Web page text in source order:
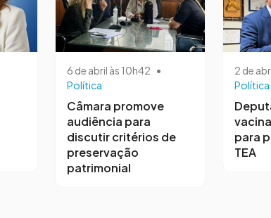
6 de abril às 10h42 •
Política
Câmara promove
audiência para
discutir critérios de
preservação
patrimonial
2 de
Política
para
TEA